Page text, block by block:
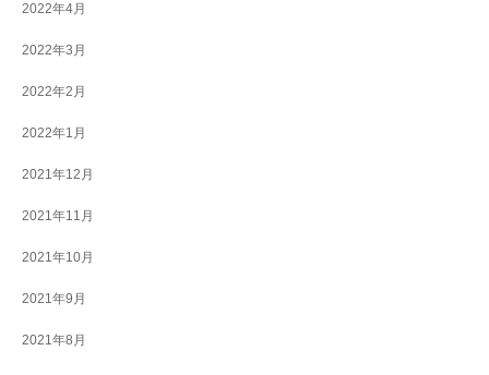
2022年4月
2022年3月
2022年2月
2022年1月
2021年12月
2021年11月
2021年10月
2021年9月
2021年8月